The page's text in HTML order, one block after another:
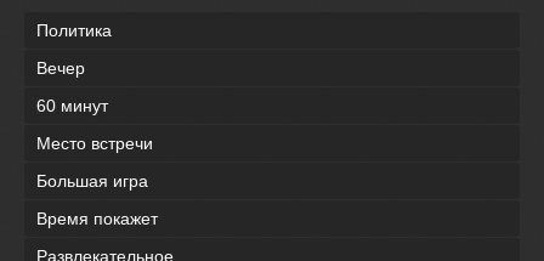
Политика
Вечер
60 минут
Место встречи
Большая игра
Время покажет
Развлекательное